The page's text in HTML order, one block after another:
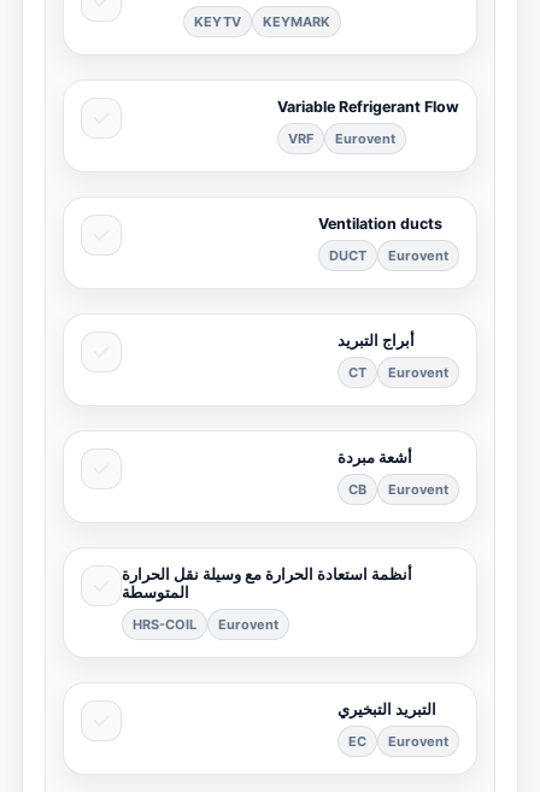
KEYMARK
KEYTV
Variable Refrigerant Flow
Eurovent
VRF
Ventilation ducts
Eurovent
DUCT
أبراج التبريد
Eurovent
CT
أشعة مبردة
Eurovent
CB
أنظمة استعادة الحرارة مع وسيلة نقل الحرارة
المتوسطة
Eurovent
HRS-COIL
التبريد التبخيري
Eurovent
EC